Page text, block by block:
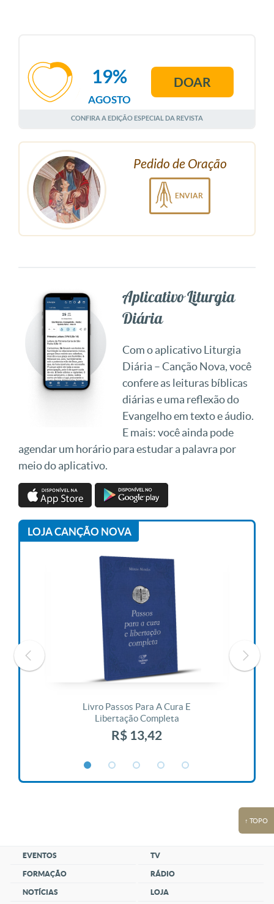
AGOSTO
19% DOAR
CONFIRA A EDIÇÃO ESPECIAL DA REVISTA
Pedido de Oração
ENVIAR
Aplicativo Liturgia
Diária
Com o aplicativo Liturgia
Diária – Canção Nova, você
confere as leituras bíblicas
diárias e uma reflexão do
Evangelho em texto e áudio.
E mais: você ainda pode
agendar um horário para estudar a palavra por
meio do aplicativo.
LOJA CANÇÃO NOVA
Livro Passos Para A Cura E
Libertação Completa
R$ 13,42
↑ TOPO
EVENTOS
FORMAÇÃO
NOTÍCIAS
TV
RÁDIO
LOJA